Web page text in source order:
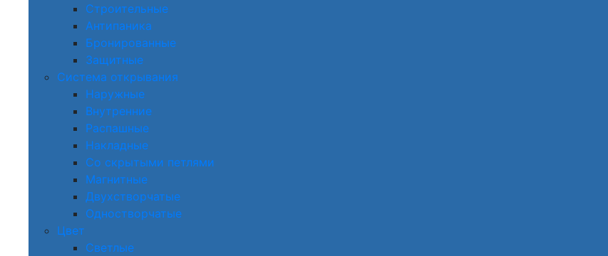
Строительные
Антипаника
Бронированные
Защитные
Система открывания
Наружные
Внутренние
Распашные
Накладные
Со скрытыми петлями
Магнитные
Двухстворчатые
Одностворчатые
Цвет
Светлые